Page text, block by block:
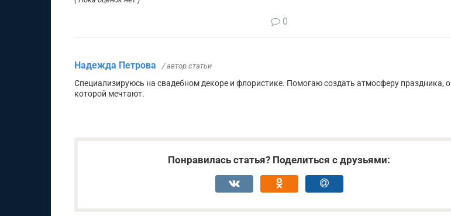
0
Надежда Петрова / автор статьи
Специализируюсь на свадебном декоре и флористике. Помогаю создать атмосферу праздника, о
которой мечтают.
Понравилась статья? Поделиться с друзьями: